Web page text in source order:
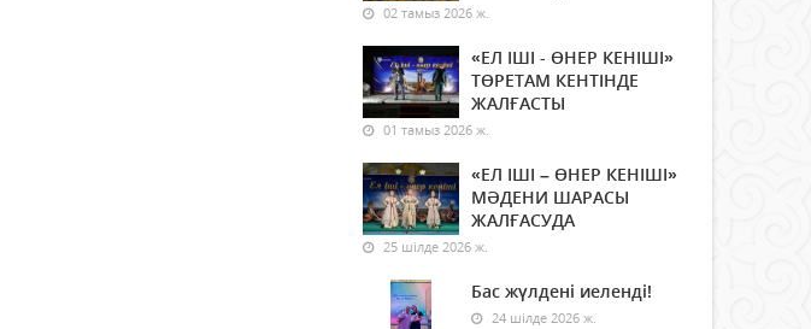
02 тамыз 2026 ж.
«ЕЛ ІШІ - ӨНЕР КЕНІШІ»
ТӨРЕТАМ КЕНТІНДЕ
ЖАЛҒАСТЫ
01 тамыз 2026 ж.
«ЕЛ ІШІ – ӨНЕР КЕНІШІ»
МӘДЕНИ ШАРАСЫ
ЖАЛҒАСУДА
25 шілде 2026 ж.
Бас жүлдені иеленді!
24 шілде 2026 ж.